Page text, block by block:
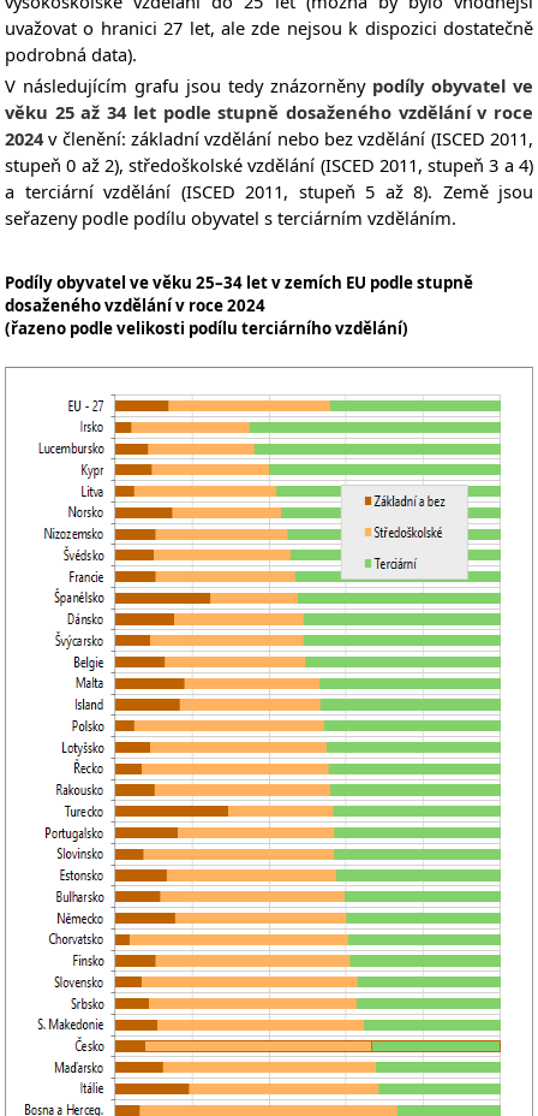
uvažovat o hranici 27 let, ale zde nejsou k dispozici dostatečně
podrobná data).
V následujícím grafu jsou tedy znázorněny podíly obyvatel ve
věku 25 až 34 let podle stupně dosaženého vzdělání v roce
2024v členění: základní vzdělání nebo bez vzdělání (ISCED 2011,
stupeň 0 až 2), středoškolské vzdělání (ISCED 2011, stupeň 3 a 4)
a terciární vzdělání (ISCED 2011, stupeň 5 až 8). Země jsou
seřazeny podle podílu obyvatel s terciárním vzděláním.
Podíly obyvatel ve věku 25–34 let v zemích EU podle stupně
dosaženého vzdělání v roce 2024
(řazeno podle velikosti podílu terciárního vzdělání)